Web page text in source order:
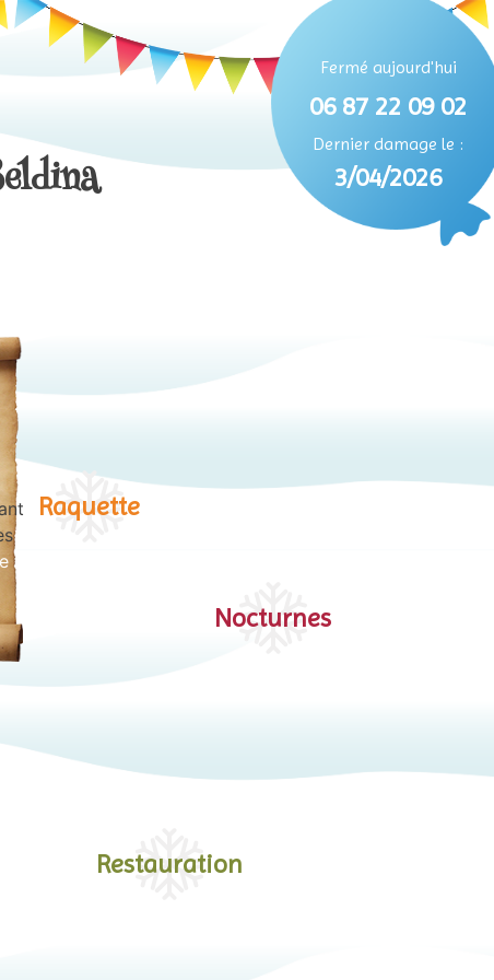
Restauration
Raquette
Nocturnes
Fermé aujourd'hui
06 87 22 09 02
Dernier damage le :
3/04/2026